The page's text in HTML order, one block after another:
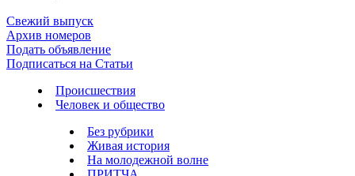
Свежий выпуск
Архив номеров
Подать объявление
Подписаться на Статьи
Происшествия
Человек и общество
Без рубрики
Живая история
На молодежной волне